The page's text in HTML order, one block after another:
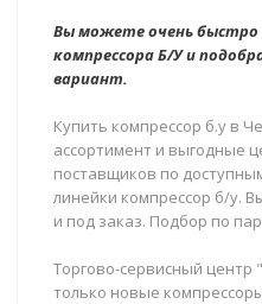
Вы можете очень быстро
компрессора Б/У и
вариант.
Купить компрессор б.у в
ассортимент и выгодные
поставщиков по
линейки компрессор б/у.
и под заказ. Подбор по
Торгово-сервисный центр
только новые